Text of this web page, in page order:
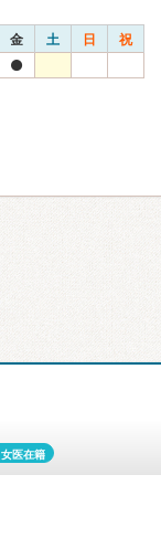
金 土 日 祝
女医在籍